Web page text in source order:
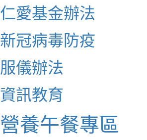
仁愛基金辦法
新冠病毒防疫
服儀辦法
資訊教育
營養午餐專區